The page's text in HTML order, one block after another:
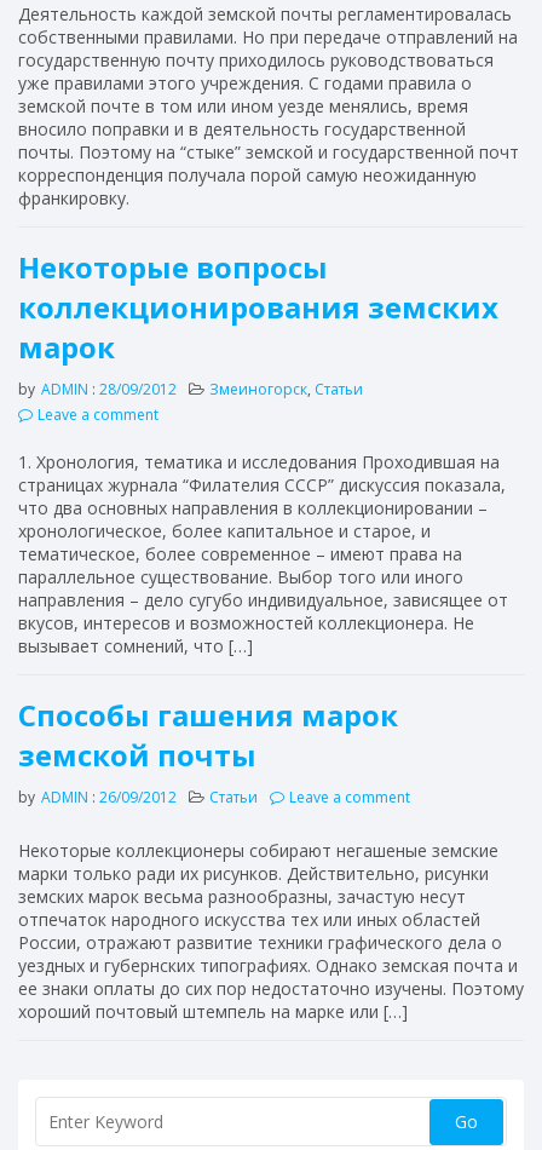
Деятельность каждой земской почты регламентировалась
собственными правилами. Но при передаче отправлений на
государственную почту приходилось руководствоваться
уже правилами этого учреждения. С годами правила о
земской почте в том или ином уезде менялись, время
вносило поправки и в деятельность государственной
почты. Поэтому на “стыке” земской и государственной почт
корреспонденция получала порой самую неожиданную
франкировку.
Некоторые вопросы
коллекционирования земских
марок
by ADMIN : 28/09/2012 Змеиногорск, Статьи
Leave a comment
1. Хронология, тематика и исследования Проходившая на
страницах журнала “Филателия СССР” дискуссия показала,
что два основных направления в коллекционировании –
хронологическое, более капитальное и старое, и
тематическое, более современное – имеют права на
параллельное существование. Выбор того или иного
направления – дело сугубо индивидуальное, зависящее от
вкусов, интересов и возможностей коллекционера. Не
вызывает сомнений, что […]
Способы гашения марок
земской почты
by ADMIN : 26/09/2012 Статьи Leave a comment
Некоторые коллекционеры собирают негашеные земские
марки только ради их рисунков. Действительно, рисунки
земских марок весьма разнообразны, зачастую несут
отпечаток народного искусства тех или иных областей
России, отражают развитие техники графического дела о
уездных и губернских типографиях. Однако земская почта и
ее знаки оплаты до сих пор недостаточно изучены. Поэтому
хороший почтовый штемпель на марке или […]